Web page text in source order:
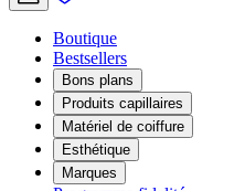
Boutique
Bestsellers
Bons plans
Produits capillaires
Matériel de coiffure
Esthétique
Marques